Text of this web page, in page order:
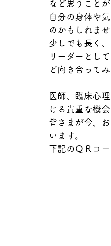
など思うこと
自分の身体や
のかもしれませ
少しでも長く
リーダーとし
ど向き合って
医師、臨床心
ける貴重な機会
皆さまが今、
います。
下記のＱＲコ